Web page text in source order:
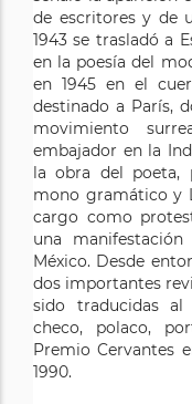
de escritores y de
1943 se trasladó a
en la poesía del
en 1945 en el
destinado a París,
movimiento
embajador en la
la obra del poeta,
mono gramático y
cargo como
una
México. Desde
dos importantes
sido traducidas al
checo, polaco,
Premio Cervantes
1990.